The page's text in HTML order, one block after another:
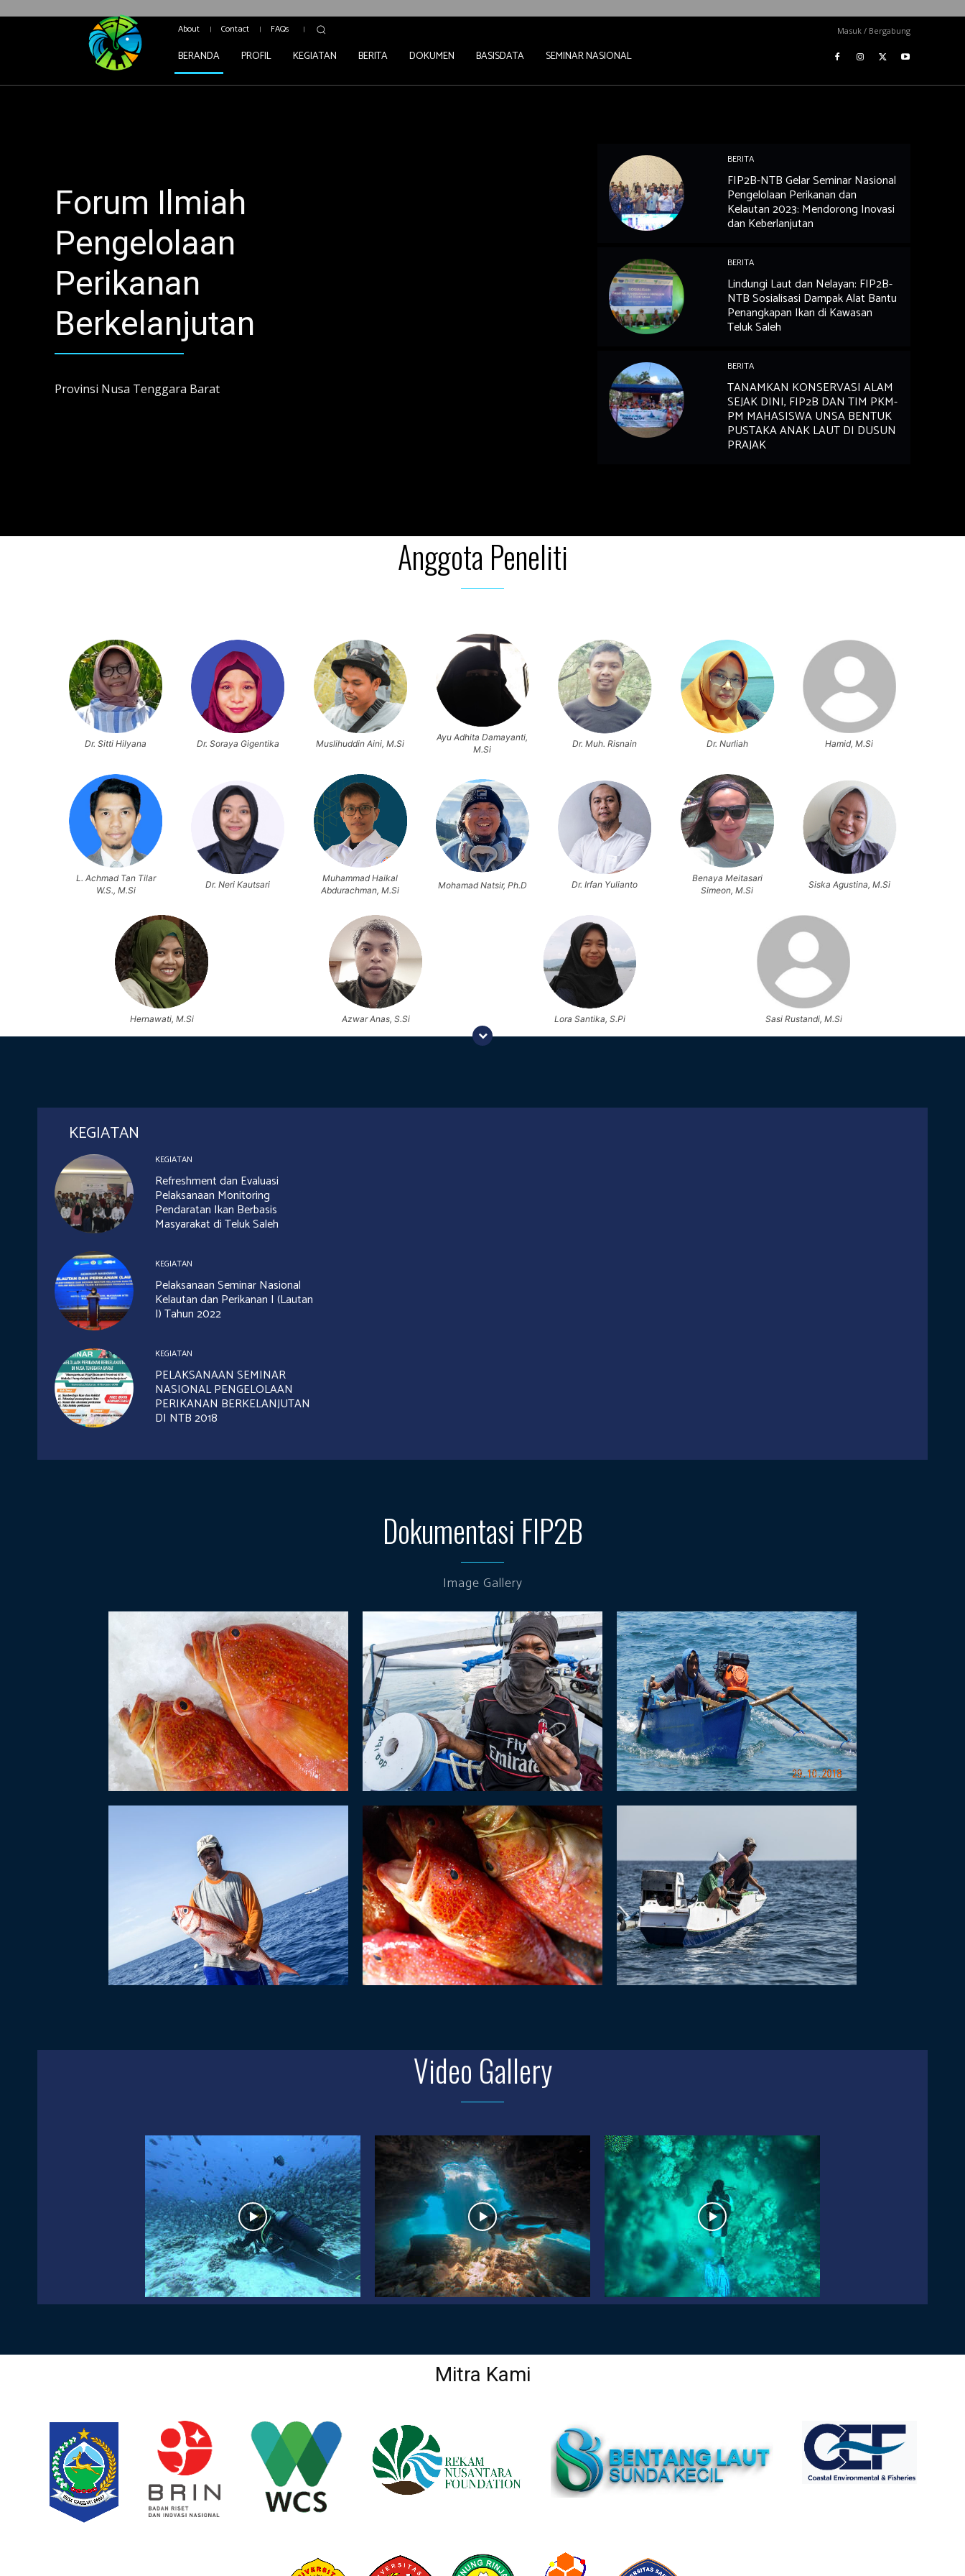
About Contact FAQs Masuk / Bergabung
BERANDA PROFIL KEGIATAN BERITA DOKUMEN BASISDATA SEMINAR NASIONAL
Forum Ilmiah
Pengelolaan
Perikanan
Berkelanjutan
Provinsi Nusa Tenggara Barat
BERITA
FIP2B-NTB Gelar Seminar Nasional
Pengelolaan Perikanan dan
Kelautan 2023: Mendorong Inovasi
dan Keberlanjutan
BERITA
Lindungi Laut dan Nelayan: FIP2B-
NTB Sosialisasi Dampak Alat Bantu
Penangkapan Ikan di Kawasan
Teluk Saleh
BERITA
TANAMKAN KONSERVASI ALAM
SEJAK DINI, FIP2B DAN TIM PKM-
PM MAHASISWA UNSA BENTUK
PUSTAKA ANAK LAUT DI DUSUN
PRAJAK
Anggota Peneliti
Dr. Sitti Hilyana Dr. Soraya Gigentika Muslihuddin Aini, M.Si
Ayu Adhita Damayanti,
M.Si
Dr. Muh. Risnain Dr. Nurliah Hamid, M.Si
L. Achmad Tan Tilar
W.S., M.Si
Dr. Neri Kautsari
Muhammad Haikal
Abdurachman, M.Si
Mohamad Natsir, Ph.D Dr. Irfan Yulianto
Benaya Meitasari
Simeon, M.Si
Siska Agustina, M.Si
Hernawati, M.Si Azwar Anas, S.Si Lora Santika, S.Pi Sasi Rustandi, M.Si
KEGIATAN
KEGIATAN
Refreshment dan Evaluasi
Pelaksanaan Monitoring
Pendaratan Ikan Berbasis
Masyarakat di Teluk Saleh
KEGIATAN
Pelaksanaan Seminar Nasional
Kelautan dan Perikanan I (Lautan
I) Tahun 2022
KEGIATAN
PELAKSANAAN SEMINAR
NASIONAL PENGELOLAAN
PERIKANAN BERKELANJUTAN
DI NTB 2018
Dokumentasi FIP2B
Image Gallery
Video Gallery
Mitra Kami